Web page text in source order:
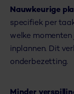
Nauwkeurige
specifiek per
welke
inplannen. Dit
onderbezetting.